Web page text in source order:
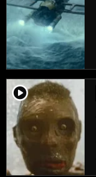
player2